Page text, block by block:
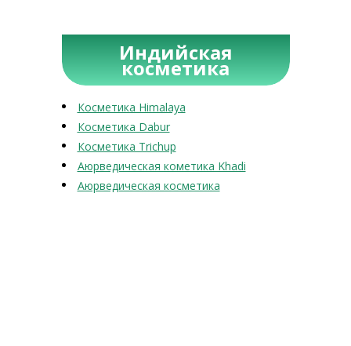
Индийская
косметика
Косметика Himalaya
Косметика Dabur
Косметика Trichup
Аюрведическая кометика Khadi
Аюрведическая косметика